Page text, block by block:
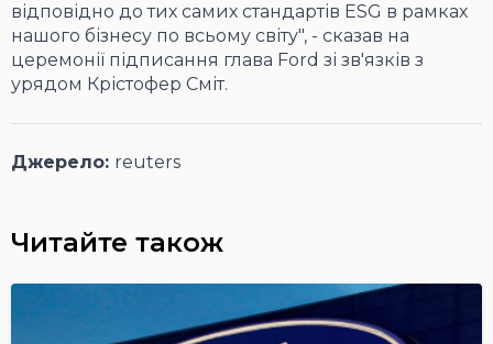
відповідно до тих самих стандартів ESG в рамках
нашого бізнесу по всьому світу", - сказав на
церемонії підписання глава Ford зі зв'язків з
урядом Крістофер Сміт.
Джерело: reuters
Читайте також